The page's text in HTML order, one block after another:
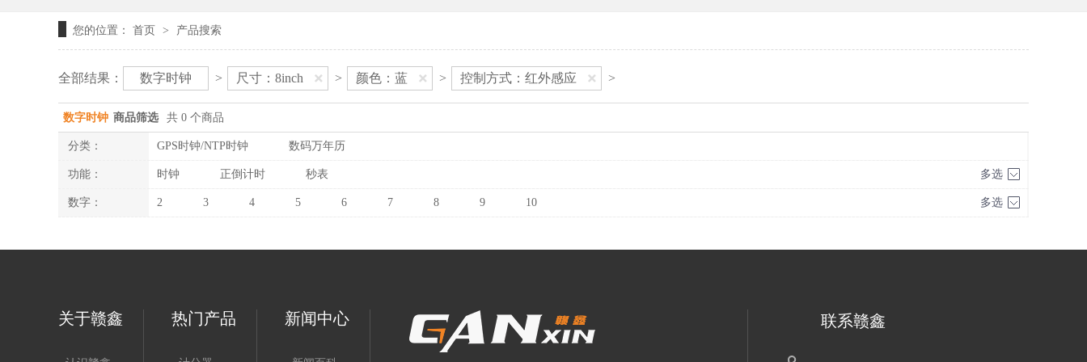
您的位置： 首页 > 产品搜索
全部结果： 数字时钟 > 尺寸：8inch > 颜色：蓝 > 控制方式：红外感应 >
数字时钟 商品筛选 共 0 个商品
分类： GPS时钟/NTP时钟 数码万年历
功能： 时钟 正倒计时 秒表 多选
数字： 2 3 4 5 6 7 8 9 10 多选
关于赣鑫 热门产品 新闻中心 联系赣鑫